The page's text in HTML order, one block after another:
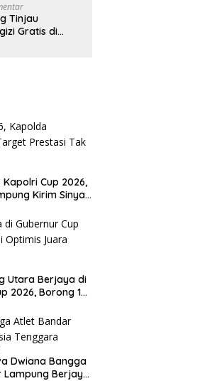
Tinjau
Gratis di
Cup 2026,
Kirim Sinyal
Utara Berjaya di
2026, Borong 17
Dwiana Bangga
Lampung Berjaya